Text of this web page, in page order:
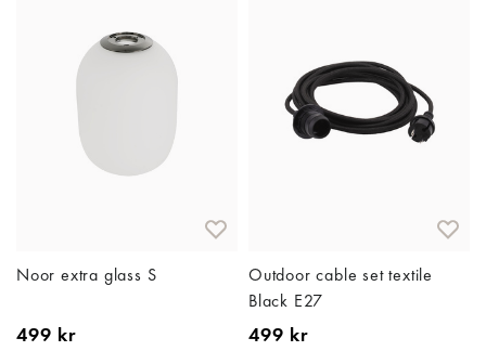
Noor extra glass S
499 kr
Outdoor cable set textile
Black E27
499 kr